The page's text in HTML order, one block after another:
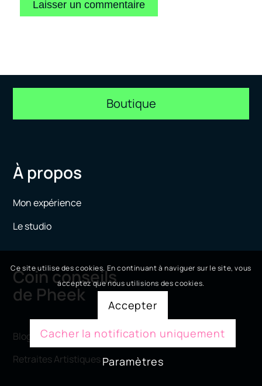
Boutique
À propos
Mon expérience
Le studio
Coin conseils
de Pheek
Blog de conseil
Retraites Artistiques
Ce site utilise des cookies. En continuant à naviguer sur le site, vous
acceptez que nous utilisions des cookies.
Accepter
Cacher la notification uniquement
Paramètres